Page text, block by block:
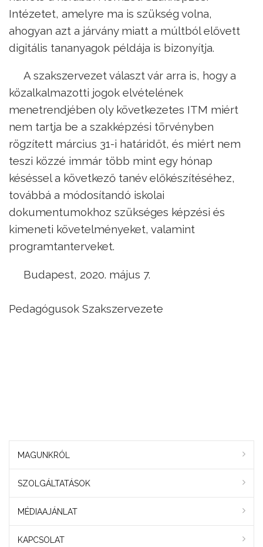
Intézetet, amelyre ma is szükség volna,
ahogyan azt a járvány miatt a múltból elővett
digitális tananyagok példája is bizonyítja.
A szakszervezet választ vár arra is, hogy a
közalkalmazotti jogok elvételének
menetrendjében oly következetes ITM miért
nem tartja be a szakképzési törvényben
rögzített március 31-i határidőt, és miért nem
teszi közzé immár több mint egy hónap
késéssel a következő tanév előkészítéséhez,
továbbá a módosítandó iskolai
dokumentumokhoz szükséges képzési és
kimeneti követelményeket, valamint
programtanterveket.
Budapest, 2020. május 7.
Pedagógusok Szakszervezete
MAGUNKRÓL
SZOLGÁLTATÁSOK
MÉDIAAJÁNLAT
KAPCSOLAT